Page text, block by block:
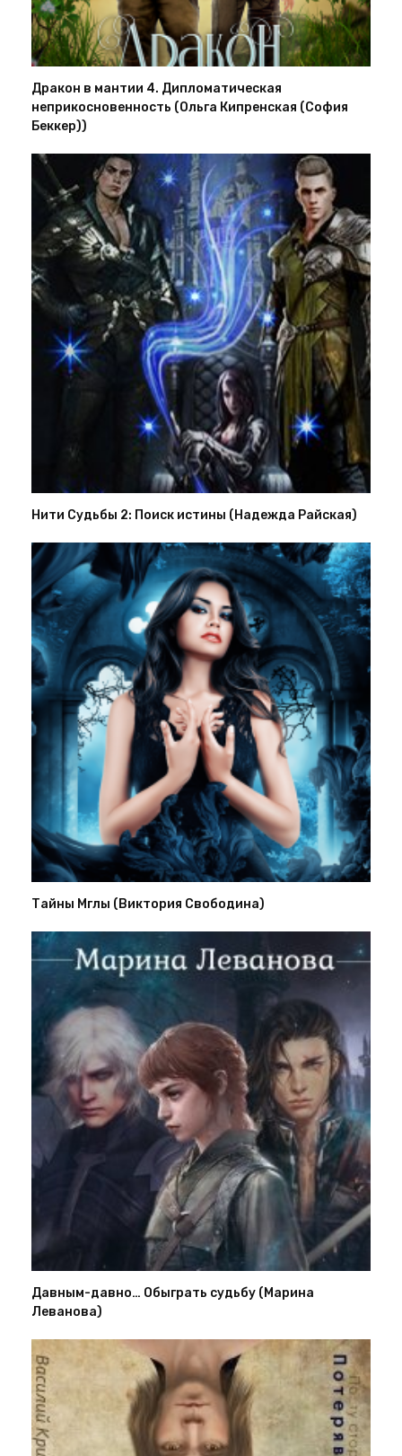
Дракон в мантии 4. Дипломатическая
неприкосновенность (Ольга Кипренская (София
Беккер))
Нити Судьбы 2: Поиск истины (Надежда Райская)
Тайны Мглы (Виктория Свободина)
Давным-давно… Обыграть судьбу (Марина
Леванова)